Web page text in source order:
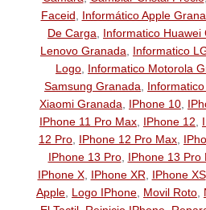
Faceid, Informático Apple
De Carga, Informatico Huawei
Lenovo Granada, Informatico
Logo, Informatico Motorola
Samsung Granada,
Xiaomi Granada, IPhone 10,
IPhone 11 Pro Max, IPhone 12,
12 Pro, IPhone 12 Pro Max,
IPhone 13 Pro, IPhone 13 Pro
IPhone X, IPhone XR, IPhone XS
Apple, Logo IPhone, Movil Roto,